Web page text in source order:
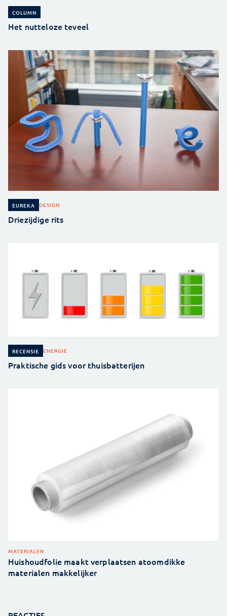
COLUMN
Het nutteloze teveel
EUREKA DESIGN
Driezijdige rits
RECENSIE ENERGIE
Praktische gids voor thuisbatterijen
MATERIALEN
Huishoudfolie maakt verplaatsen atoomdikke
materialen makkelijker